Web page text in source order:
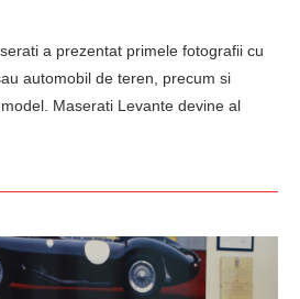
a prezentat primele fotografii cu
automobil de teren, precum si
Maserati Levante devine al